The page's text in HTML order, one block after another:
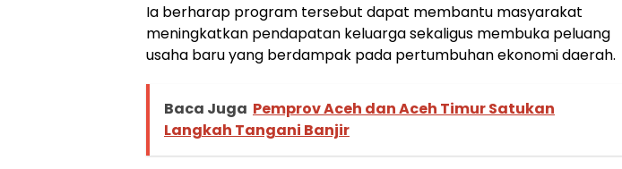
Ia berharap program tersebut dapat membantu masyarakat
meningkatkan pendapatan keluarga sekaligus membuka peluang
usaha baru yang berdampak pada pertumbuhan ekonomi daerah.
Baca Juga Pemprov Aceh dan Aceh Timur Satukan
Langkah Tangani Banjir